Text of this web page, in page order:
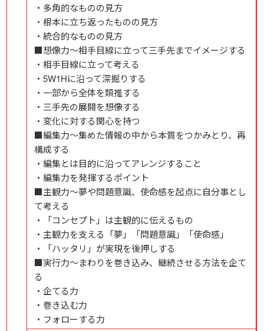
・多角的なものの見方
・根本に立ち返ったものの見方
・統合的なものの見方
■想像力～相手目線に立って三手先までイメージする
・相手目線に立って考える
・5W1Hに沿って深掘りする
・一部から全体を類推する
・三手先の展開を想像する
・変化に対する関心を持つ
■編集力～集めた情報の中から本質をつかみとり、再
構成する
・編集とは目的に沿ってアレンジすること
・編集力を発揮するポイント
■主観力～夢や問題意識、使命感を起点に自分事とし
て考える
・「コンセプト」は主観的に伝えるもの
・主観力を支える「夢」「問題意識」「使命感」
・「ハッタリ」が実現を後押しする
■実行力～まわりを巻き込み、継続させる方法を企て
る
・企てる力
・巻き込む力
・フォローする力